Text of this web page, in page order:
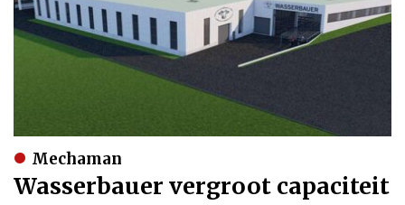
Mechaman
Wasserbauer vergroot capaciteit